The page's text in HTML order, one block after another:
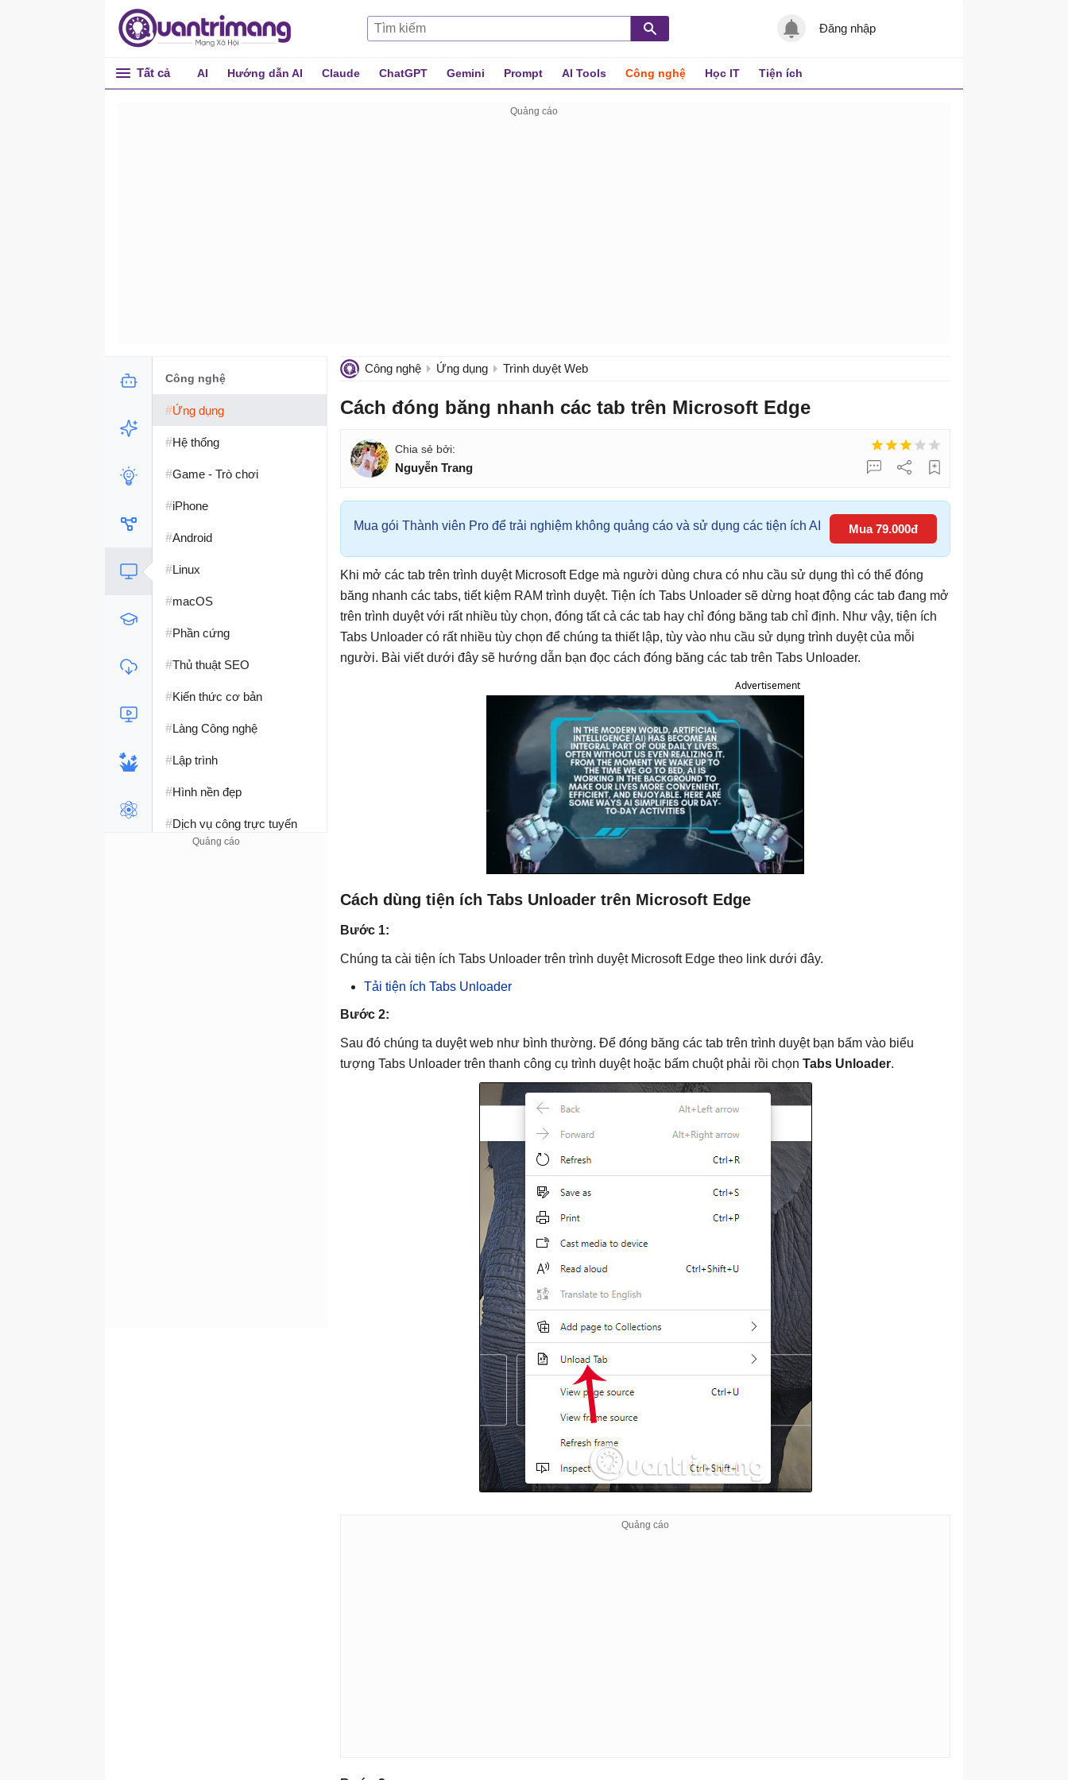
Đăng nhập
Tất cả AI Hướng dẫn AI Claude ChatGPT Gemini Prompt AI Tools Công nghệ Học IT Tiện ích
Công nghệ Ứng dụng Trình duyệt Web
Cách đóng băng nhanh các tab trên Microsoft Edge
Nguyễn Trang
Mua gói Thành viên Pro để trải nghiệm không quảng cáo và sử dụng các tiện ích AI Mua 79.000đ
Khi mở các tab trên trình duyệt Microsoft Edge mà người dùng chưa có nhu cầu sử dụng thì có thể đóng
băng nhanh các tabs, tiết kiệm RAM trình duyệt. Tiện ích Tabs Unloader sẽ dừng hoạt động các tab đang mở
trên trình duyệt với rất nhiều tùy chọn, đóng tất cả các tab hay chỉ đóng băng tab chỉ định. Như vậy, tiện ích
Tabs Unloader có rất nhiều tùy chọn để chúng ta thiết lập, tùy vào nhu cầu sử dụng trình duyệt của mỗi
người. Bài viết dưới đây sẽ hướng dẫn bạn đọc cách đóng băng các tab trên Tabs Unloader.
Advertisement
Cách dùng tiện ích Tabs Unloader trên Microsoft Edge
Bước 1:
Chúng ta cài tiện ích Tabs Unloader trên trình duyệt Microsoft Edge theo link dưới đây.
Tải tiện ích Tabs Unloader
Bước 2:
Sau đó chúng ta duyệt web như bình thường. Để đóng băng các tab trên trình duyệt bạn bấm vào biểu
tượng Tabs Unloader trên thanh công cụ trình duyệt hoặc bấm chuột phải rồi chọn Tabs Unloader.
Công nghệ
#Ứng dụng
#Hệ thống
#Game - Trò chơi
#iPhone
#Android
#Linux
#macOS
#Phần cứng
#Thủ thuật SEO
#Kiến thức cơ bản
#Làng Công nghệ
#Lập trình
#Hình nền đẹp
#Dịch vụ công trực tuyến